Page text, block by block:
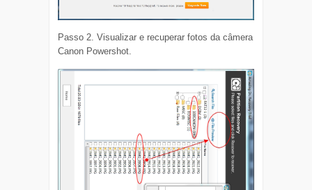
Passo 2. Visualizar e recuperar fotos da câmera
Canon Powershot.